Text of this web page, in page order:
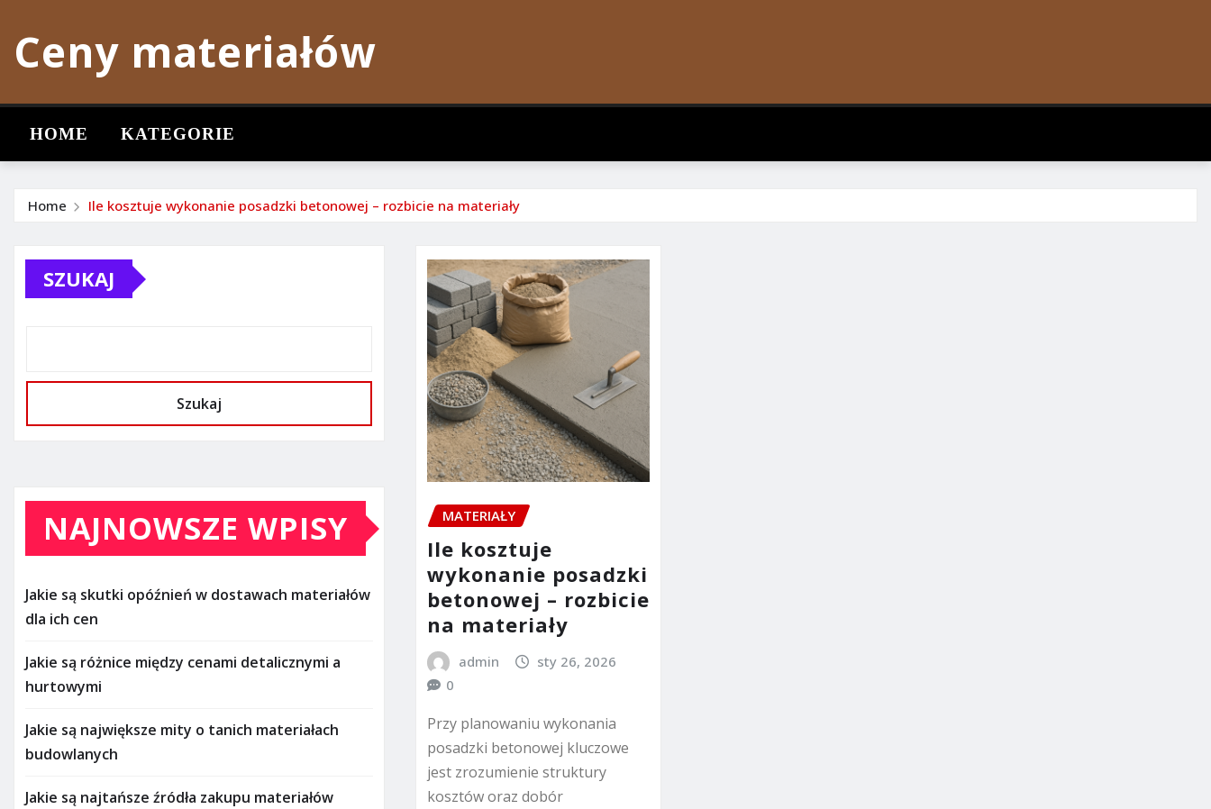
content
Ceny materiałów
HOME KATEGORIE
Home Ile kosztuje wykonanie posadzki betonowej – rozbicie na materiały
SZUKAJ
Szukaj
NAJNOWSZE WPISY
Jakie są skutki opóźnień w dostawach materiałów
dla ich cen
Jakie są różnice między cenami detalicznymi a
hurtowymi
Jakie są największe mity o tanich materiałach
budowlanych
Jakie są najtańsze źródła zakupu materiałów
MATERIAŁY
Ile kosztuje
wykonanie posadzki
betonowej – rozbicie
na materiały
admin
sty 26, 2026
0
Przy planowaniu wykonania
posadzki betonowej kluczowe
jest zrozumienie struktury
kosztów oraz dobór